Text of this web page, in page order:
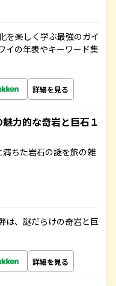
を楽しく学ぶ最強のガイ
イの年表やキーワード集
詳細を見る
力的な奇岩と巨石１
ちた岩石の謎を旅の雑
は、謎だらけの奇岩と巨
詳細を見る